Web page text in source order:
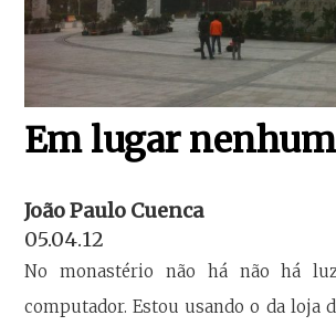
Em lugar nenhum
João Paulo Cuenca
05.04.12
No monastério não há não há
computador. Estou usando o da loja